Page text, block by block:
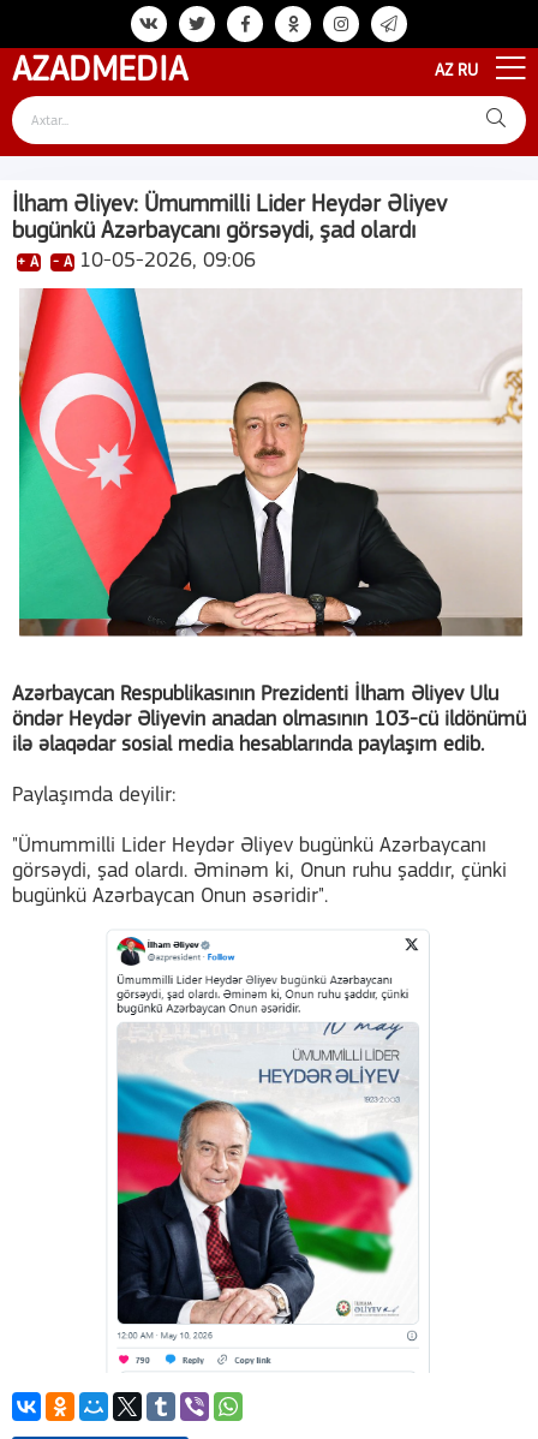
AZADMEDIA AZ RU
İlham Əliyev: Ümummilli Lider Heydər Əliyev
bugünkü Azərbaycanı görsəydi, şad olardı
+ A - A 10-05-2026, 09:06
Azərbaycan Respublikasının Prezidenti İlham Əliyev Ulu
öndər Heydər Əliyevin anadan olmasının 103-cü ildönümü
ilə əlaqədar sosial media hesablarında paylaşım edib.
Paylaşımda deyilir:
"Ümummilli Lider Heydər Əliyev bugünkü Azərbaycanı
görsəydi, şad olardı. Əminəm ki, Onun ruhu şaddır, çünki
bugünkü Azərbaycan Onun əsəridir".